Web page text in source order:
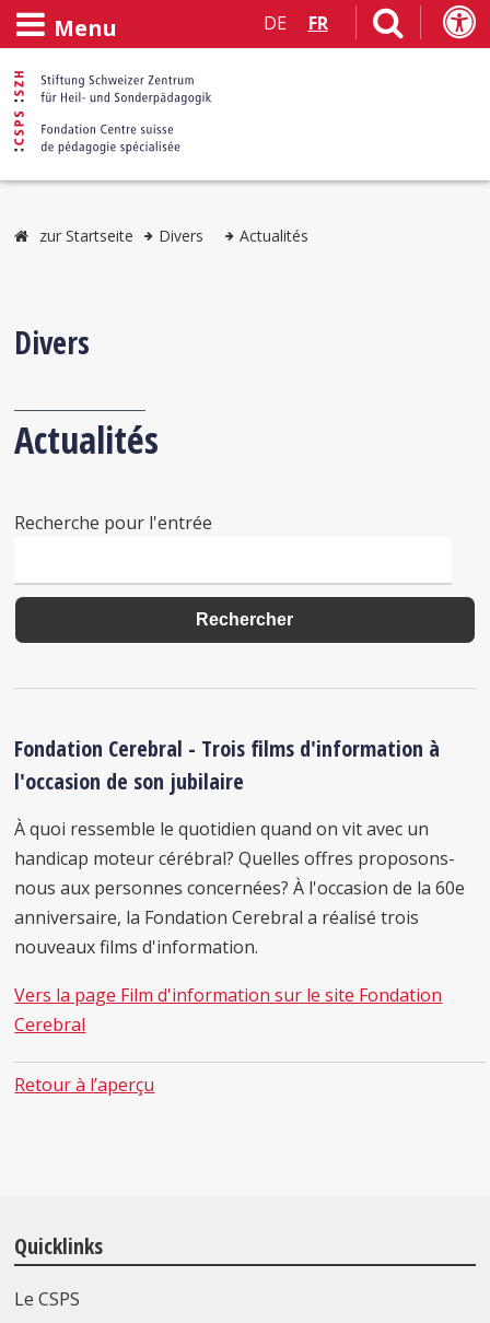
Menu DE FR
zur Startseite Divers Actualités
Divers
Actualités
Recherche pour l'entrée
Fondation Cerebral - Trois films d'information à
l'occasion de son jubilaire
À quoi ressemble le quotidien quand on vit avec un
handicap moteur cérébral? Quelles offres proposons-
nous aux personnes concernées? À l'occasion de la 60e
anniversaire, la Fondation Cerebral a réalisé trois
nouveaux films d'information.
Vers la page Film d'information sur le site Fondation
Cerebral
Retour à l’aperçu
Quicklinks
Le CSPS